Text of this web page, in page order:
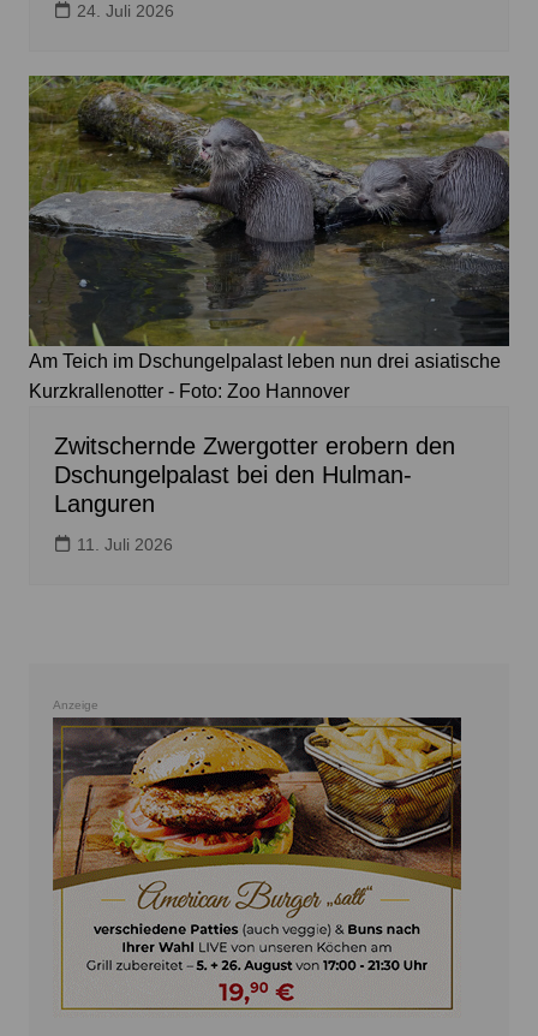
24. Juli 2026
Am Teich im Dschungelpalast leben nun drei asiatische
Kurzkrallenotter - Foto: Zoo Hannover
Zwitschernde Zwergotter erobern den
Dschungelpalast bei den Hulman-
Languren
11. Juli 2026
Anzeige